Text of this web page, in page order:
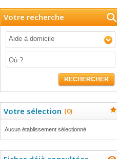
Votre recherche
Aide à domicile
RECHERCHER
Votre sélection (0)
Aucun établissement sélectionné